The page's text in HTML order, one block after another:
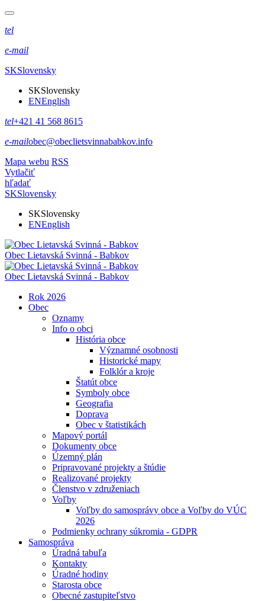
tel
e-mail
SKSlovensky
SKSlovensky
ENEnglish
tel+421 41 568 8615
e-mailobec@obeclietsvinnababkov.info
Mapa webu RSS
Vytlačiť
hľadať
SKSlovensky
SKSlovensky
ENEnglish
Obec Lietavská Svinná - Babkov
Obec Lietavská Svinná - Babkov
Rok 2026
Obec
Oznamy
Info o obci
História obce
Významné osobnosti
Historické mapy
Folklór a kroje
Štatút obce
Symboly obce
Geografia
Doprava
Obec v štatistikách
Mapový portál
Dokumenty obce
Územný plán
Pripravované projekty a štúdie
Realizované projekty
Členstvo v združeniach
Voľby
Voľby do samosprávy obce a Voľby do VÚC
2026
Podmienky ochrany súkromia - GDPR
Samospráva
Úradná tabuľa
Kontakty
Úradné hodiny
Starosta obce
Obecné zastupiteľstvo